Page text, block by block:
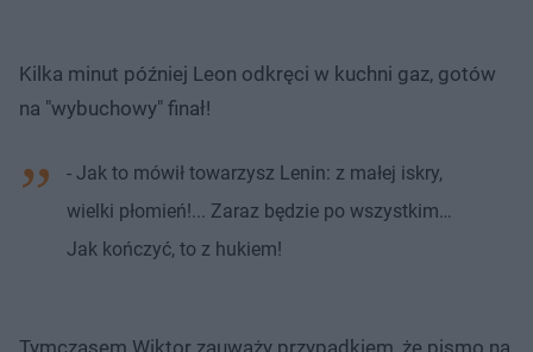
Kilka minut później Leon odkręci w kuchni gaz, gotów
na "wybuchowy" finał!
- Jak to mówił towarzysz Lenin: z małej iskry,
wielki płomień!... Zaraz będzie po wszystkim…
Jak kończyć, to z hukiem!
Tymczasem Wiktor zauważy przypadkiem, że pismo na